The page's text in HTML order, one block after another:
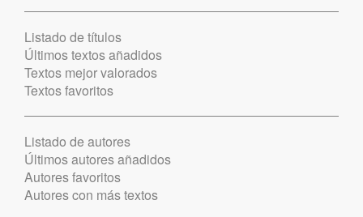
Listado de títulos
Últimos textos añadidos
Textos mejor valorados
Textos favoritos
Listado de autores
Últimos autores añadidos
Autores favoritos
Autores con más textos